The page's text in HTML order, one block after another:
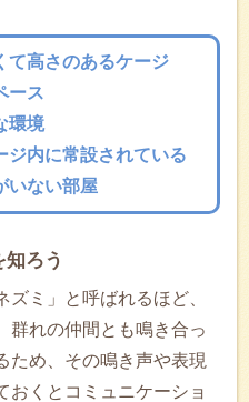
て高さのあるケージ
ース
環境
ジ内に常設されている
いない部屋
ろう
ミ」と呼ばれるほど、
群れの仲間とも鳴き合っ
ため、その鳴き声や表現
おくとコミュニケーショ